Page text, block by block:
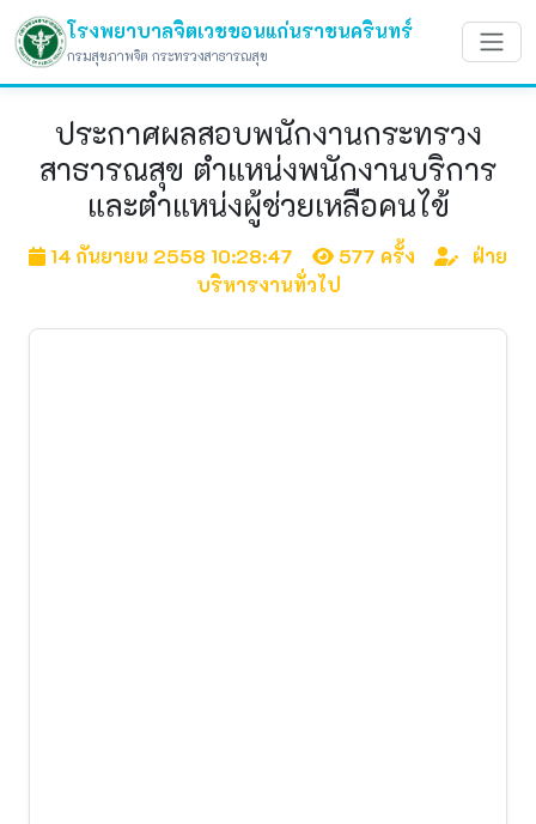
โรงพยาบาลจิตเวชขอนแก่นราชนครินทร์
กรมสุขภาพจิต กระทรวงสาธารณสุข
ประกาศผลสอบพนักงานกระทรวง
สาธารณสุข ตำแหน่งพนักงานบริการ
และตำแหน่งผู้ช่วยเหลือคนไข้
14 กันยายน 2558 10:28:47 577 ครั้ง
ฝ่าย
บริหารงานทั่วไป